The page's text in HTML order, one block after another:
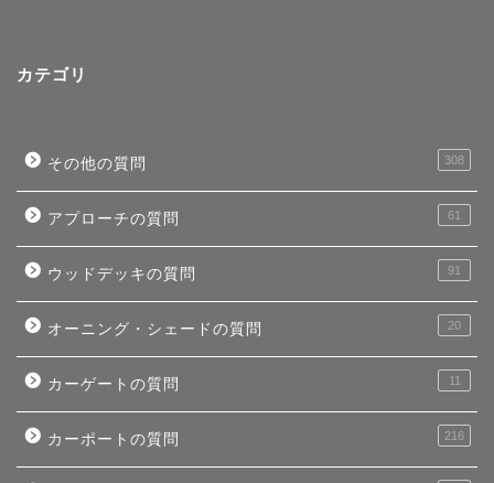
カテゴリ
その他の質問 308
アプローチの質問 61
ウッドデッキの質問 91
オーニング・シェードの質問 20
カーゲートの質問 11
カーポートの質問 216